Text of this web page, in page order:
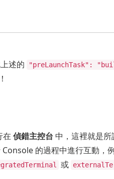
述的 "preLaunchTask":
在 偵錯主控台 中，這裡就是
的過程中進行互動，
或